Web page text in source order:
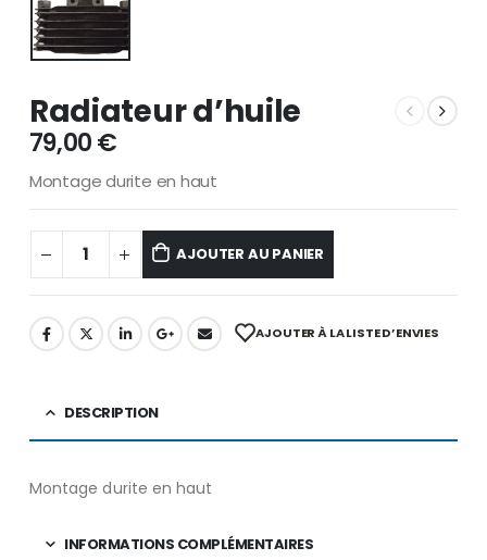
Radiateur d’huile
79,00€
Montage durite en haut
AJOUTER AU PANIER
AJOUTER À LA LISTE D’ENVIES
DESCRIPTION
Montage durite en haut
INFORMATIONS COMPLÉMENTAIRES